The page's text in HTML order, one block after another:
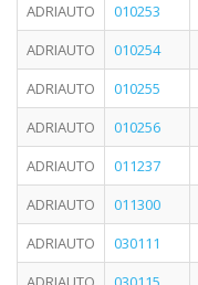
ADRIAUTO
010253
ADRIAUTO
010254
ADRIAUTO
010255
ADRIAUTO
010256
ADRIAUTO
011237
ADRIAUTO
011300
ADRIAUTO
030111